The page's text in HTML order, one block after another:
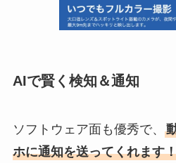
AIで賢く検知＆通知
ソフトウェア面も優秀で、
ホに通知を送ってくれます